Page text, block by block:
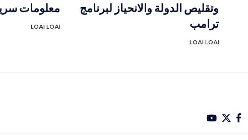
وتقليص الدولة والانحياز لبرنامج
ترامب
LOAI LOAI
معلومات
LOAI LOAI